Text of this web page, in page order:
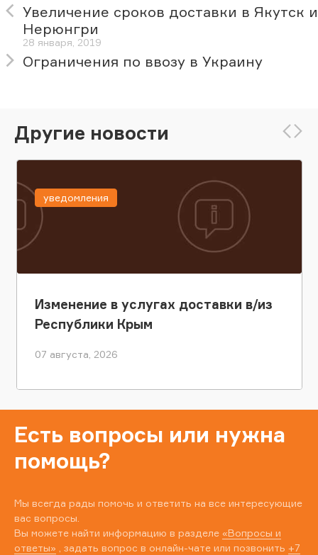
Увеличение сроков доставки в Якутск и
Нерюнгри
28 января, 2019
Ограничения по ввозу в Украину
Другие новости
Изменение в услугах доставки в/из
Республики Крым
07 августа, 2026
уведомления
Есть вопросы или нужна
помощь?
Мы всегда рады помочь и ответить на все интересующие
вас вопросы.
Вы можете найти информацию в разделе «Вопросы и
ответы» , задать вопрос в онлайн-чате или позвонить +7